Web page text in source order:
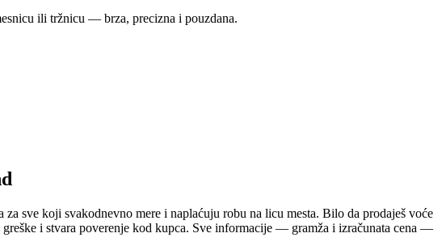
ili tržnicu — brza, precizna i pouzdana.
sve koji svakodnevno mere i naplaćuju robu na licu mesta. Bilo da prodaješ voće
i stvara poverenje kod kupca. Sve informacije — gramža i izračunata cena —